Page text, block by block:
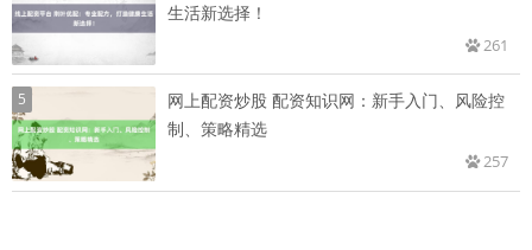
生活新选择！
261
5
网上配资炒股 配资知识网：新手入门、风险控
制、策略精选
257